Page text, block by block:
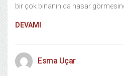
bir çok binanın da hasar
DEVAMI
Esma Uçar